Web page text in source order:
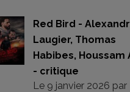
Red Bird -
Laugier, Thomas
Habibes, Houssam
- critique
Le 9 janvier 2026 par